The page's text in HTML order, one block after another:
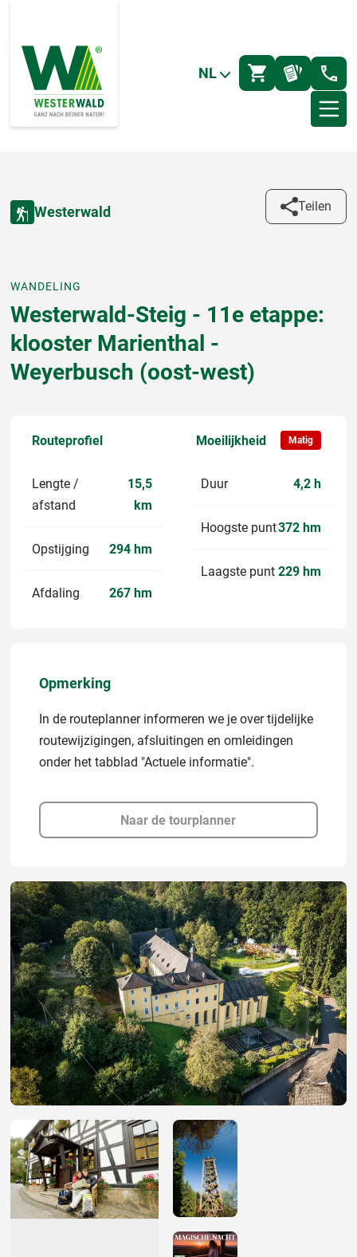
NL
Westerwald Teilen
WANDELING
Westerwald-Steig - 11e etappe:
klooster Marienthal -
Weyerbusch (oost-west)
Routeprofiel Moeilijkheid Matig
Lengte /
afstand
15,5
km
Opstijging 294 hm
Afdaling 267 hm
Duur 4,2 h
Hoogste punt372 hm
Laagste punt 229 hm
Opmerking
In de routeplanner informeren we je over tijdelijke
routewijzigingen, afsluitingen en omleidingen
onder het tabblad "Actuele informatie".
Naar de tourplanner